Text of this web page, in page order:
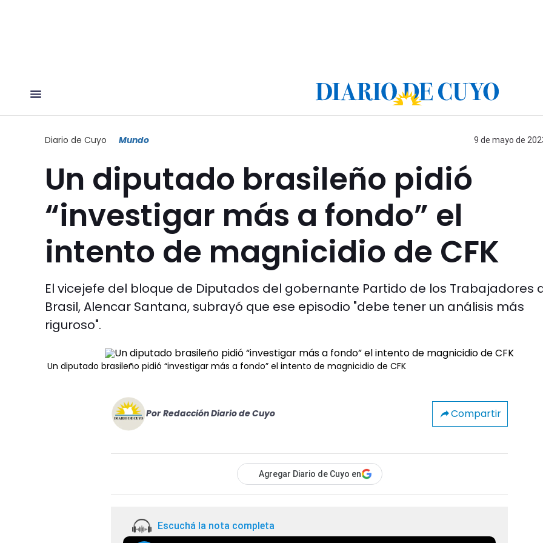
Diario de Cuyo Mundo 9 de mayo de
Un diputado brasileño pidió
“investigar más a fondo” el
intento de magnicidio de CFK
El vicejefe del bloque de Diputados del gobernante Partido de los Trabajadores
Brasil, Alencar Santana, subrayó que ese episodio "debe tener un análisis más
riguroso".
Un diputado brasileño pidió “investigar más a fondo” el intento de magnicidio de CFK
Por Redacción Diario de Cuyo Compartir
Agregar Diario de Cuyo en
Escuchá la nota completa